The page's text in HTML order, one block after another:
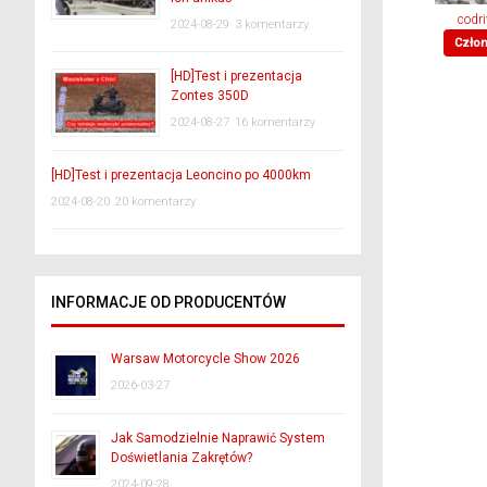
2024-08-29 3 komentarzy
[HD]Test i prezentacja
Zontes 350D
2024-08-27 16 komentarzy
[HD]Test i prezentacja Leoncino po 4000km
2024-08-20 20 komentarzy
INFORMACJE OD PRODUCENTÓW
Warsaw Motorcycle Show 2026
2026-03-27
Jak Samodzielnie Naprawić System
Doświetlania Zakrętów?